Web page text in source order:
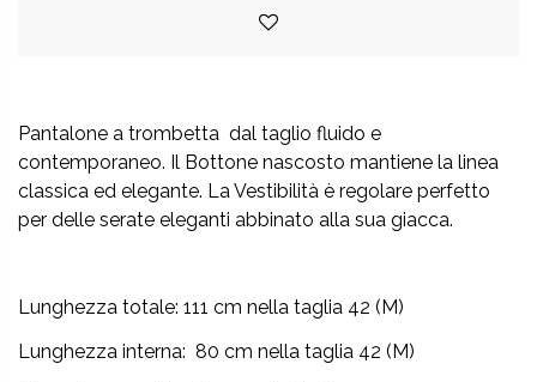
Pantalone a trombetta dal taglio fluido e
contemporaneo. Il Bottone nascosto mantiene la linea
classica ed elegante. La Vestibilità è regolare perfetto
per delle serate eleganti abbinato alla sua giacca.
Lunghezza totale: 111 cm nella taglia 42 (M)
Lunghezza interna: 80 cm nella taglia 42 (M)